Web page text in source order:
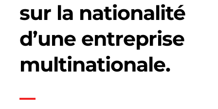
sur la nationalité
d’une entreprise
multinationale.